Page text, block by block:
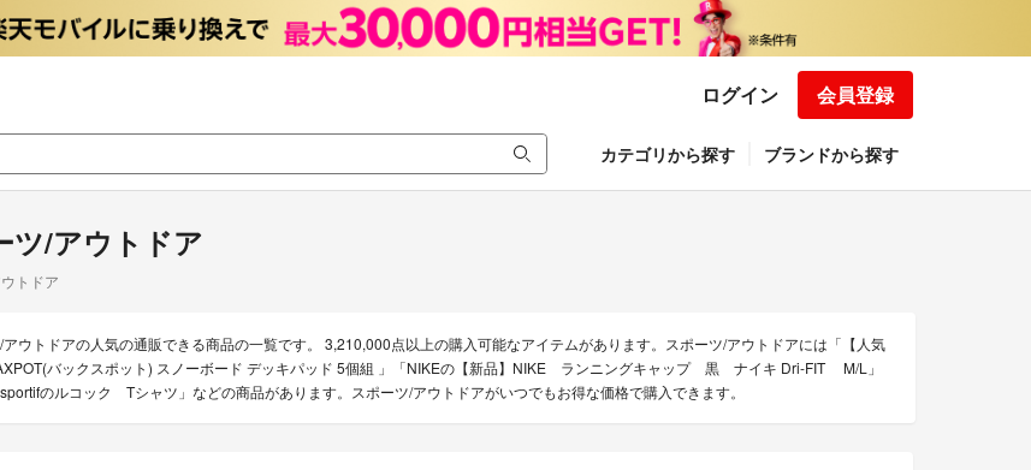
ログイン 会員登録
カテゴリから探す ブランドから探す
ツ/アウトドア
トドア
アウトドアの人気の通販できる商品の一覧です。 3,210,000点以上の購入可能なアイテムがあります。スポーツ/アウトドアには「【人気
バックスポット) スノーボード デッキパッド 5個組 」「NIKEの【新品】NIKE ランニングキャップ 黒 ナイキ Dri-FIT M/L」
sportifのルコック Tシャツ」などの商品があります。スポーツ/アウトドアがいつでもお得な価格で購入できます。